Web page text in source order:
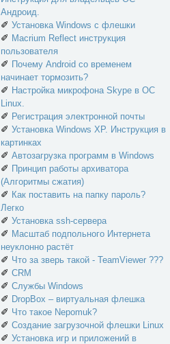
Андроид.
✐ Установка Windows с флешки
✐ Macrium Reflect инструкция
пользователя
✐ Почему Android со временем
начинает тормозить?
✐ Настройка микрофона Skype в ОС
Linux.
✐ Регистрация электронной почты
✐ Установка Windows XP. Инструкция в
картинках
✐ Автозагрузка программ в Windows
✐ Принцип работы архиватора
(Алгоритмы сжатия)
✐ Как поставить на папку пароль?
Легко
✐ Установка ssh-сервера
✐ Масштаб подпольного Интернета
неуклонно растёт
✐ Что за зверь такой - TeamViewer ???
✐ CRM
✐ Службы Windows
✐ DropBox – виртуальная флешка
✐ Что такое Nepomuk?
✐ Создание загрузочной флешки Linux
✐ Установка игр и приложений в